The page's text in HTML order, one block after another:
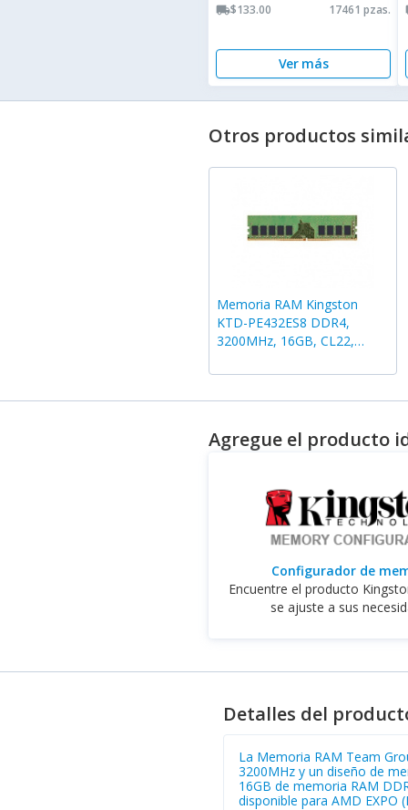
local_shipping$133.00 17461 pzas.
Ver más
Otros productos
Memoria RAM Kingston
KTD-PE432ES8 DDR4,
3200MHz, 16GB, CL22,
Agregue el producto
Configurador de
Encuentre el producto
se ajuste a sus
Detalles del
La Memoria RAM Team
3200MHz y un diseño de
16GB de memoria RAM
disponible para AMD EXPO